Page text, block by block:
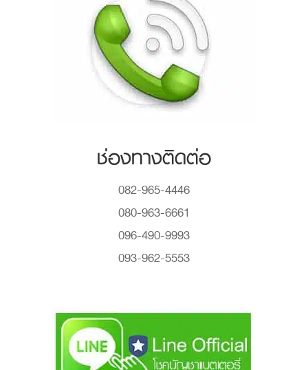
ช่องทางติดต่อ
082-965-4446
080-963-6661
096-490-9993
093-962-5553